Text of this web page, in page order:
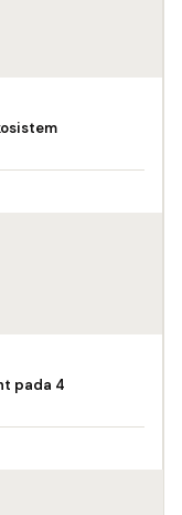
pada 4